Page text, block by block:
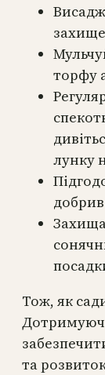
торфу
лунку
Тож, як
та